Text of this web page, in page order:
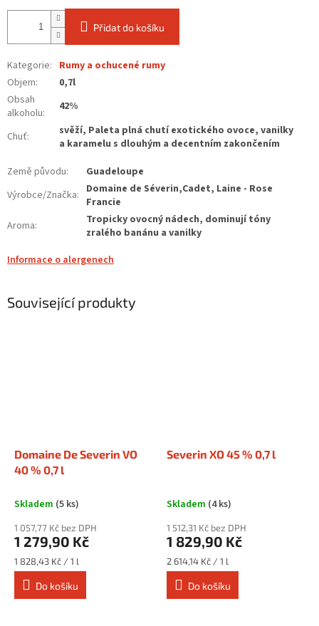
Přidat do košíku
Kategorie: Rumy a ochucené rumy
Objem:
0,7l
Obsah
alkoholu: 42%
Chuť:
svěží, Paleta plná chutí exotického ovoce, vanilky
a karamelu s dlouhým a decentním zakončením
Země původu:
Guadeloupe
Výrobce/Značka: Domaine de Séverin,Cadet, Laine - Rose
Francie
Aroma:
Tropicky ovocný nádech, dominují tóny
zralého banánu a vanilky
Informace o alergenech
Související produkty
Domaine De Severin VO
40 % 0,7 l
Skladem (5 ks)
1 057,77 Kč bez DPH
1 279,90 Kč
Měrná
cena:
1 828,43 Kč / 1 l
Do košíku
Severin XO 45 % 0,7 l
Skladem (4 ks)
1 512,31 Kč bez DPH
1 829,90 Kč
Měrná
cena:
2 614,14 Kč / 1 l
Do košíku